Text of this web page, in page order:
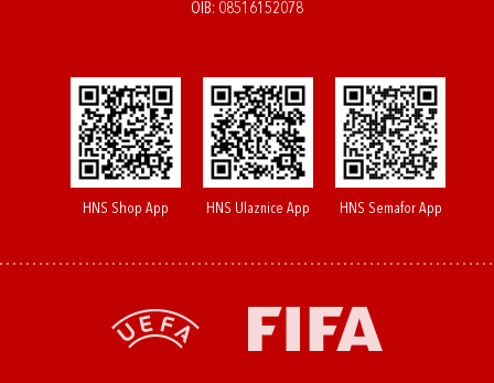
OIB: 08516152078
HNS Shop App HNS Ulaznice App HNS Semafor App